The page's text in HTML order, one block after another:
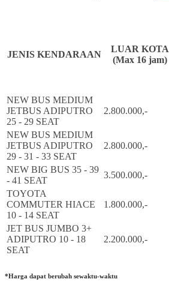
JENIS KENDARAAN
LUAR KOTA
(Max 16 jam)
NEW BUS MEDIUM
JETBUS ADIPUTRO
25 - 29 SEAT
2.800.000,-
NEW BUS MEDIUM
JETBUS ADIPUTRO
29 - 31 - 33 SEAT
2.800.000,-
NEW BIG BUS 35 - 39
- 41 SEAT
3.500.000,-
TOYOTA
COMMUTER HIACE
10 - 14 SEAT
1.800.000,-
JET BUS JUMBO 3+
ADIPUTRO 10 - 18
SEAT
2.200.000,-
*Harga dapat berubah sewaktu-waktu